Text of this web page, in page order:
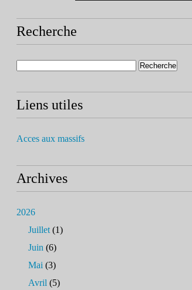
Recherche
Liens utiles
Acces aux massifs
Archives
2026
Juillet (1)
Juin (6)
Mai (3)
Avril (5)